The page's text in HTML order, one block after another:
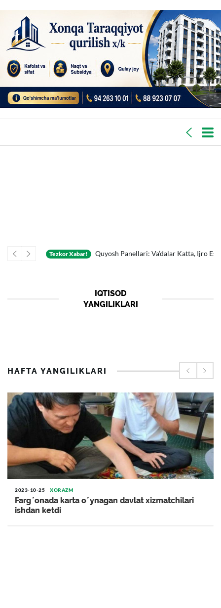
Oldingi
Keyingi
Fosh Etildi Tezkor Xabar! Quyosh Panellari: Va’dalar Katta, Ijro Esa «paysalga»
IQTISOD
YANGILIKLARI
HAFTA YANGILIKLARI
2023-10-25 XORAZM
Fargʼonada karta oʼynagan davlat xizmatchilari
ishdan ketdi